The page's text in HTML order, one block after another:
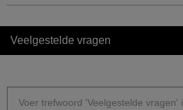
Veelgestelde vragen